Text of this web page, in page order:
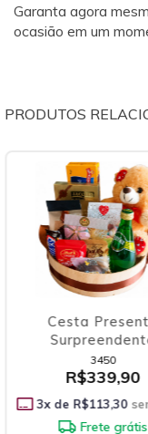
Garanta agora
ocasião em um
PRODUTOS
% OFF
Urso
2889
De R$198,90
PorR$154,90
x de R$51,63